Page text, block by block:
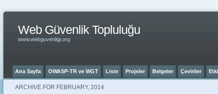
Web Güvenlik Topluluğu
www.webguvenligi.org
Ana Sayfa OWASP-TR ve WGT Liste Projeler Belgeler Çeviriler
ARCHIVE FOR FEBRUARY, 2014